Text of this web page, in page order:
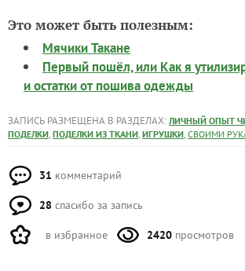
Это может быть полезным:
Мячики Такане
Первый пошёл, или Как я
и остатки от пошива одежды
ЗАПИСЬ РАЗМЕЩЕНА В РАЗДЕЛАХ: ЛИЧНЫЙ ОПЫТ
ПОДЕЛКИ, ПОДЕЛКИ ИЗ ТКАНИ, ИГРУШКИ, СВОИМИ
31 комментарий
28 спасибо за запись
в избранное 2420 просмотров